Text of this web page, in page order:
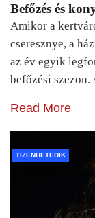
Befőzés és
Amikor a
cseresznye, a
az év egyik
befőzési
Read More
TIZENHETEDIK